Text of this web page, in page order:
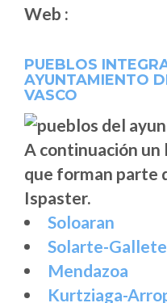
Web :
PUEBLOS
AYUNTAMIENTO
VASCO
A continuación un
que forman parte
Ispaster.
Soloaran
Solarte-Gallete
Mendazoa
Kurtziaga-